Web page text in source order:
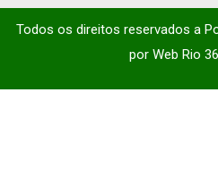
Todos os direitos reservados a
por Web Rio